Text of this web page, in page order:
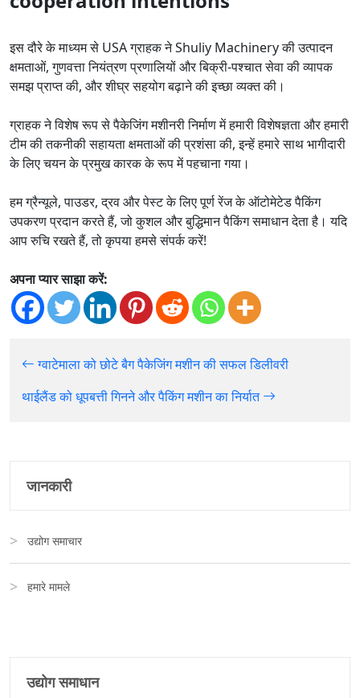
इस दौरे के माध्यम से USA ग्राहक ने Shuliy Machinery की उत्पादन
क्षमताओं, गुणवत्ता नियंत्रण प्रणालियों और बिक्री-पश्चात सेवा की व्यापक
समझ प्राप्त की, और शीघ्र सहयोग बढ़ाने की इच्छा व्यक्त की।
ग्राहक ने विशेष रूप से पैकेजिंग मशीनरी निर्माण में हमारी विशेषज्ञता और हमारी
टीम की तकनीकी सहायता क्षमताओं की प्रशंसा की, इन्हें हमारे साथ भागीदारी
के लिए चयन के प्रमुख कारक के रूप में पहचाना गया।
हम ग्रैन्यूले, पाउडर, द्रव और पेस्ट के लिए पूर्ण रेंज के ऑटोमेटेड पैकिंग
उपकरण प्रदान करते हैं, जो कुशल और बुद्धिमान पैकिंग समाधान देता है। यदि
आप रुचि रखते हैं, तो कृपया हमसे संपर्क करें!
अपना प्यार साझा करें:
ग्वाटेमाला को छोटे बैग पैकेजिंग मशीन की सफल डिलीवरी
थाईलैंड को धूपबत्ती गिनने और पैकिंग मशीन का निर्यात
जानकारी
उद्योग समाचार
हमारे मामले
उद्योग समाधान